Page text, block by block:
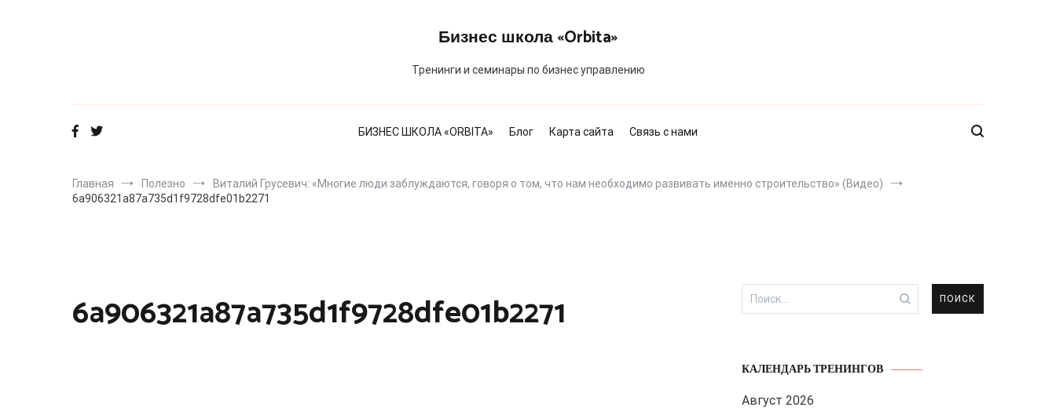
Бизнес школа «Orbita»
Тренинги и семинары по бизнес управлению
БИЗНЕС ШКОЛА «ORBITA» Блог Карта сайта Связь с нами
Главная Полезно
Виталий Грусевич: «Многие люди заблуждаются, говоря о том, что нам необходимо развивать именно строительство» (Видео)
6a906321a87a735d1f9728dfe01b2271
6a906321a87a735d1f9728dfe01b2271 Найти:
КАЛЕНДАРЬ ТРЕНИНГОВ
Август 2026